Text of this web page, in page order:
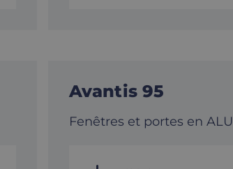
Avantis 95
Fenêtres et portes en ALU